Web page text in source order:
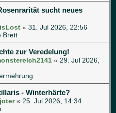
sucht neues
« 31. Jul 2026, 22:56
Brett
zur Veredelung!
« 29. Jul 2026,
- Winterhärte?
« 25. Jul 2026, 14:34